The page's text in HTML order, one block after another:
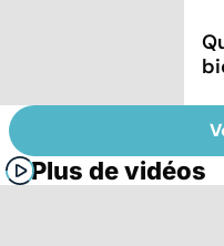
Plus de vidéos